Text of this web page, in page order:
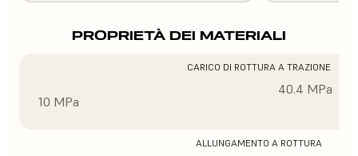
PROPRIETÀ DEI MATERIALI
CARICO DI ROTTURA A TRAZIONE
10 MPa
40.4 MPa
ALLUNGAMENTO A ROTTURA